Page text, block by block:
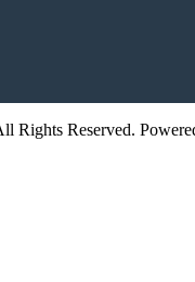
Rights Reserved.